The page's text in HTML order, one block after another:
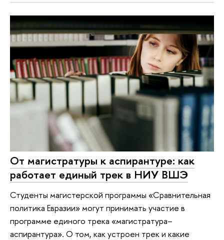
От магистратуры к аспирантуре: как
работает единый трек в НИУ ВШЭ
Студенты магистерской программы «Сравнительная
политика Евразии» могут принимать участие в
программе единого трека «магистратура–
аспирантура». О том, как устроен трек и какие